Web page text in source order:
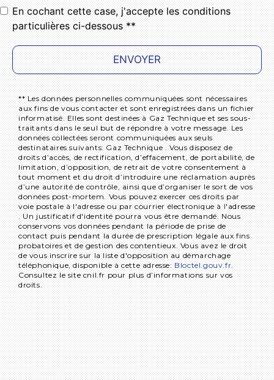
En cochant cette case, j'accepte les conditions
particulières ci-dessous **
ENVOYER
** Les données personnelles communiquées sont nécessaires
aux fins de vous contacter et sont enregistrées dans un fichier
informatisé. Elles sont destinées à Gaz Technique et ses sous-
traitants dans le seul but de répondre à votre message. Les
données collectées seront communiquées aux seuls
destinataires suivants: Gaz Technique . Vous disposez de
droits d’accès, de rectification, d’effacement, de portabilité, de
limitation, d’opposition, de retrait de votre consentement à
tout moment et du droit d’introduire une réclamation auprès
d’une autorité de contrôle, ainsi que d’organiser le sort de vos
données post-mortem. Vous pouvez exercer ces droits par
voie postale à l'adresse ou par courrier électronique à l'adresse
. Un justificatif d'identité pourra vous être demandé. Nous
conservons vos données pendant la période de prise de
contact puis pendant la durée de prescription légale aux fins
probatoires et de gestion des contentieux. Vous avez le droit
de vous inscrire sur la liste d'opposition au démarchage
téléphonique, disponible à cette adresse:Bloctel.gouv.fr.
Consultez le site cnil.fr pour plus d’informations sur vos
droits.